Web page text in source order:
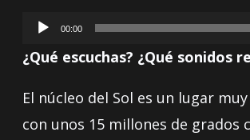
Reproductor
de
00:00
¿Qué escuchas? ¿Qué sonidos
El núcleo del Sol es un lugar
con unos 15 millones de grados